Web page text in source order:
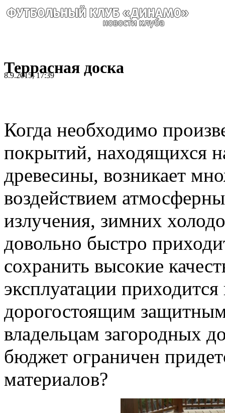
Террасная доска
8.9.2015, 17:39
Когда необходимо
покрытий, находящихся
древесины, возникает
воздействием
излучения, зимних
довольно быстро
сохранить высокие
эксплуатации
дорогостоящим
владельцам загородных
бюджет ограничен
материалов?